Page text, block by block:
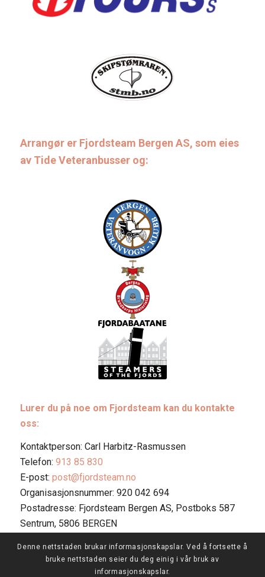
Arrangør er Fjordsteam Bergen AS, som eies
av Tide Veteranbusser og:
Lurer du på noe om Fjordsteam kan du kontakte
oss:
Kontaktperson: Carl Harbitz-Rasmussen
Telefon: 913 85 830
E-post: post@fjordsteam.no
Organisasjonsnummer: 920 042 694
Postadresse: Fjordsteam Bergen AS, Postboks 587
Sentrum, 5806 BERGEN
Denne nettstaden brukar informasjonskapslar. Ved å fortsette å
bruke nettstaden seier du deg einig i vår bruk av
informasjonskapslar.